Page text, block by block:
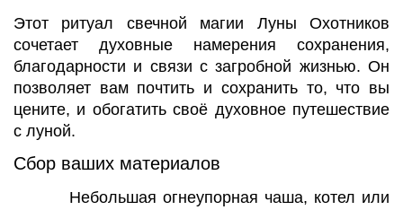
Этот ритуал свечной магии Луны Охотников
сочетает духовные намерения сохранения,
благодарности и связи с загробной жизнью. Он
позволяет вам почтить и сохранить то, что вы
цените, и обогатить своё духовное путешествие
с луной.
Сбор ваших материалов
Небольшая огнеупорная чаша, котел или